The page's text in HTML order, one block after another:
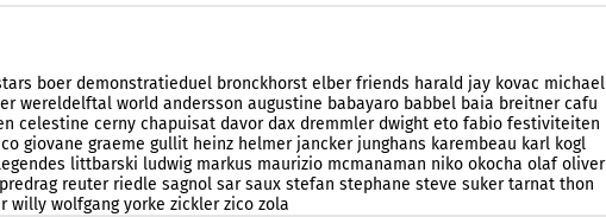
boer demonstratieduel bronckhorst elber friends harald jay kovac michael
wereldelftal world andersson augustine babayaro babbel baia breitner cafu
celestine cerny chapuisat davor dax dremmler dwight eto fabio festiviteiten
giovane graeme gullit heinz helmer jancker junghans karembeau karl kogl
littbarski ludwig markus maurizio mcmanaman niko okocha olaf oliver
predrag reuter riedle sagnol sar saux stefan stephane steve suker tarnat thon
willy wolfgang yorke zickler zico zola